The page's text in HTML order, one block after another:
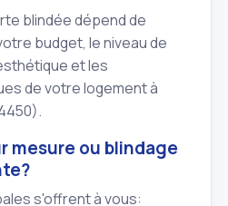
blindée dépend de
budget, le niveau de
et les
de votre logement à
mesure ou blindage
s'offrent à vous: